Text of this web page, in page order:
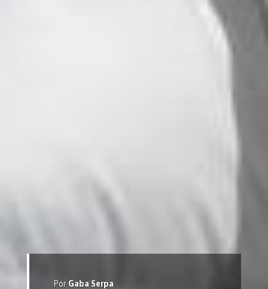
Por Gaba Serpa